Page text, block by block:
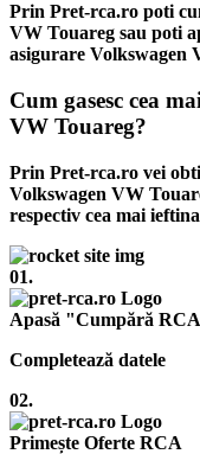
Prin Pret-rca.ro poti
VW Touareg sau poti
asigurare Volkswagen
Cum gasesc cea
VW Touareg?
Prin Pret-rca.ro vei
Volkswagen VW
respectiv cea mai
01.
Apasă "Cumpără
Completează datele
02.
Primește Oferte RCA